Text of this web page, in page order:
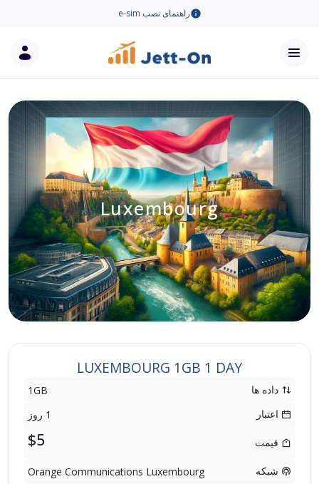
راهنمای نصب e-sim
Luxembourg
LUXEMBOURG 1GB 1 DAY
داده ها
1GB
اعتبار
1 روز
قیمت $5
شبکه Orange Communications Luxembourg